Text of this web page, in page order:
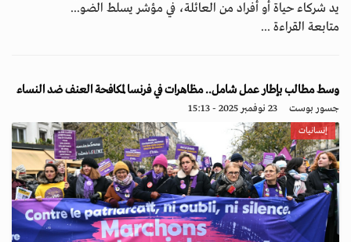
يد شركاء حياة أو أفراد من العائلة، في مؤشر يسلط الضو...
متابعة القراءة ...
وسط مطالب بإطار عمل شامل.. مظاهرات في فرنسا لمكافحة العنف ضد النساء
جسور بوست 23 نوفمبر 2025 - 15:13
إنسانيات